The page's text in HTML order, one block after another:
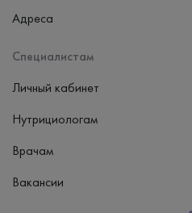
Адреса
Специалистам
Личный кабинет
Нутрициологам
Врачам
Вакансии